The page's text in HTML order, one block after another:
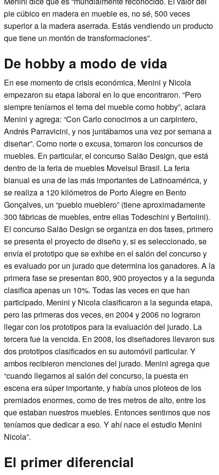
pie cúbico en madera en mueble es, no sé, 500 veces
superior a la madera aserrada. Estás vendiendo un producto
que tiene un montón de transformaciones”.
De hobby a modo de vida
En ese momento de crisis económica, Menini y Nicola
empezaron su etapa laboral en lo que encontraron. “Pero
siempre teníamos el tema del mueble como hobby”, aclara
Menini y agrega: “Con Carlo conocimos a un carpintero,
Andrés Parravicini, y nos juntábamos una vez por semana a
diseñar”. Como norte o excusa, tomaron los concursos de
muebles. En particular, el concurso Salão Design, que está
dentro de la feria de muebles Movelsul Brasil. La feria
bianual es una de las más importantes de Latinoamérica, y
se realiza a 120 kilómetros de Porto Alegre en Bento
Gonçalves, un “pueblo mueblero” (tiene aproximadamente
300 fábricas de muebles, entre ellas Todeschini y Bertolini).
El concurso Salão Design se organiza en dos fases, primero
se presenta el proyecto de diseño y, si es seleccionado, se
envía el prototipo que se exhibe en el salón del concurso y
es evaluado por un jurado que determina los ganadores. A la
primera fase se presentan 800, 900 proyectos y a la segunda
clasifica apenas un 10%. Todas las veces en que han
participado, Menini y Nicola clasificaron a la segunda etapa,
pero las primeras dos veces, en 2004 y 2006 no lograron
llegar con los prototipos para la evaluación del jurado. La
tercera fue la vencida. En 2008, los diseñadores llevaron sus
dos prototipos clasificados en su automóvil particular. Y
ambos recibieron menciones del jurado. Menini agrega que
“cuando llegamos al salón del concurso, la puesta en
escena era súper importante, y había unos ploteos de los
premiados enormes, como de tres metros de alto, entre los
que estaban nuestros muebles. Entonces sentimos que nos
teníamos que dedicar a eso. Y ahí nace el estudio Menini
Nicola”.
El primer diferencial